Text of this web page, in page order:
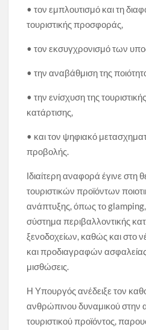
• τον εμπλουτισμό και τη
τουριστικής προσφοράς,
• τον εκσυγχρονισμό των
• την αναβάθμιση της
• την ενίσχυση της
κατάρτισης,
• και τον ψηφιακό
προβολής.
Ιδιαίτερη αναφορά έγινε στη
τουριστικών προϊόντων
ανάπτυξης, όπως το
σύστημα περιβαλλοντικής
ξενοδοχείων, καθώς και στο
και προδιαγραφών ασφαλείας
μισθώσεις.
Η Υπουργός ανέδειξε τον
ανθρώπινου δυναμικού στην
τουριστικού προϊόντος,